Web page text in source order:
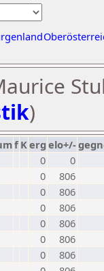
)
f Kerg elo+/-
0
0
0
806
0
806
0
806
0
806
0
806
0
806